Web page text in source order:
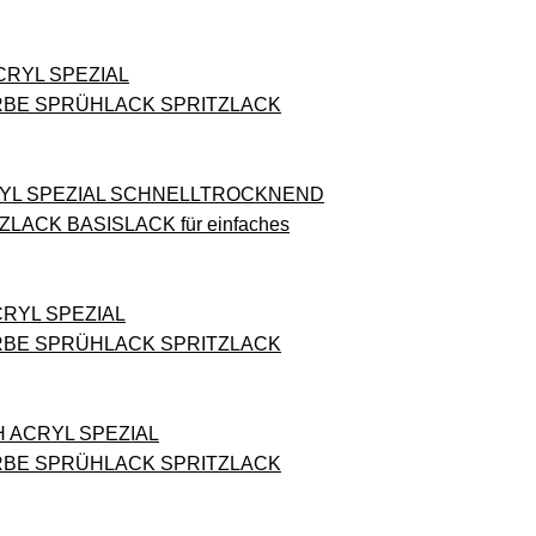
SPEZIAL
SPRÜHLACK SPRITZLACK
SPEZIAL SCHNELLTROCKNEND
BASISLACK für einfaches
SPEZIAL
SPRÜHLACK SPRITZLACK
ACRYL SPEZIAL
SPRÜHLACK SPRITZLACK